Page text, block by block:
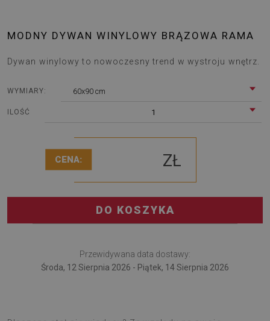
MODNY DYWAN WINYLOWY BRĄZOWA RAMA
Dywan winylowy to nowoczesny trend w wystroju wnętrz.
WYMIARY: 60x90 cm
ILOŚĆ 1
CENA: ZŁ
DO KOSZYKA
Przewidywana data dostawy:
Środa, 12 Sierpnia 2026 - Piątek, 14 Sierpnia 2026